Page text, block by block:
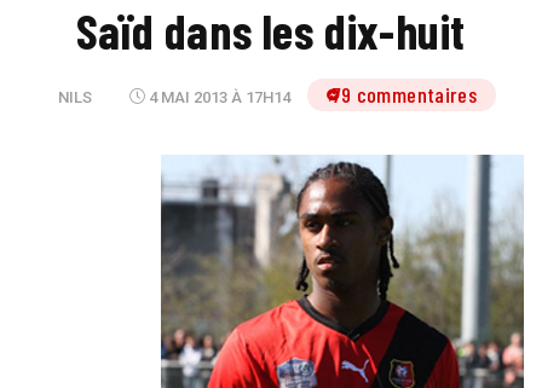
Saïd dans les dix-huit
NILS 4 MAI 2013 À 17H14 79 commentaires